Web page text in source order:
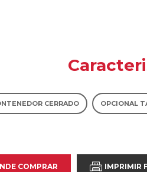
CERRADO OPCIONAL
COMPRAR IMPRIMIR